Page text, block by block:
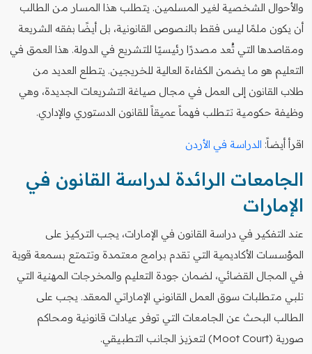
والأحوال الشخصية لغير المسلمين. يتطلب هذا المسار من الطالب
أن يكون ملمًا ليس فقط بالنصوص القانونية، بل أيضًا بفقه الشريعة
ومقاصدها التي تُعد مصدرًا رئيسيًا للتشريع في الدولة. هذا العمق في
التعليم هو ما يضمن الكفاءة العالية للخريجين. يتطلع العديد من
طلاب القانون إلى العمل في مجال صياغة التشريعات الجديدة، وهي
وظيفة حكومية تتطلب فهماً عميقاً للقانون الدستوري والإداري.
اقرأ أيضاً: الدراسة في الأردن
الجامعات الرائدة لدراسة القانون في
الإمارات
عند التفكير في دراسة القانون في الإمارات، يجب التركيز على
المؤسسات الأكاديمية التي تقدم برامج معتمدة وتتمتع بسمعة قوية
في المجال القضائي، لضمان جودة التعليم والمخرجات المهنية التي
تلبي متطلبات سوق العمل القانوني الإماراتي المعقد. يجب على
الطالب البحث عن الجامعات التي توفر عيادات قانونية ومحاكم
صورية (Moot Court) لتعزيز الجانب التطبيقي.